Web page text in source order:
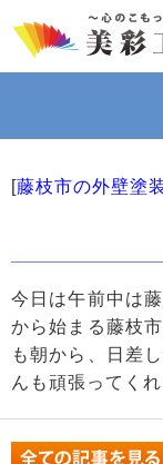
[藤枝市の外壁塗
今日は午前中は
から始まる藤枝
も朝から、日差
んも頑張ってく